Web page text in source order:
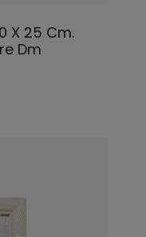
X 25 Cm.
Dm